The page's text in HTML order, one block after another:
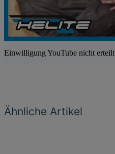
Einwilligung YouTube nicht erteilt
Ähnliche Artikel